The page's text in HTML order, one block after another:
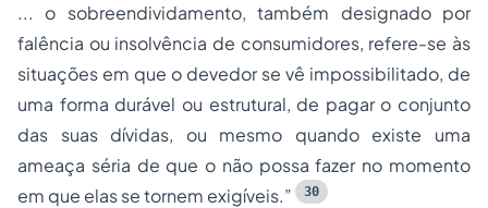
... o sobreendividamento, também designado por
falência ou insolvência de consumidores, refere-se às
situações em que o devedor se vê impossibilitado, de
uma forma durável ou estrutural, de pagar o conjunto
das suas dívidas, ou mesmo quando existe uma
ameaça séria de que o não possa fazer no momento
em que elas se tornem exigíveis.”
30